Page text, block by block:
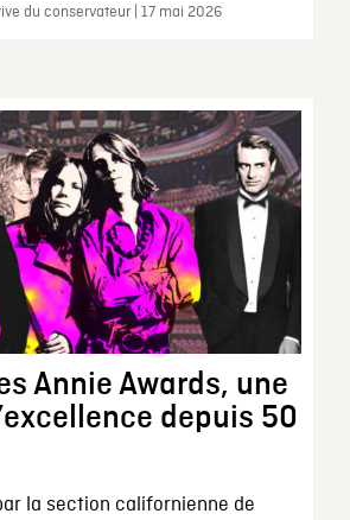
du conservateur | 17 mai 2026
Annie Awards, une
depuis 50
la section californienne de